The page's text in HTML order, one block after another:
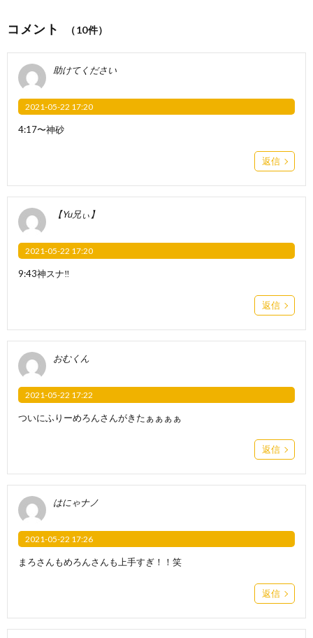
コメント （10件）
助けてください
2021-05-22 17:20
4:17〜神砂
返信
【Yu兄ぃ】
2021-05-22 17:20
9:43神スナ‼︎
返信
おむくん
2021-05-22 17:22
ついにふりーめろんさんがきたぁぁぁぁ
返信
はにゃナノ
2021-05-22 17:26
まろさんもめろんさんも上手すぎ！！笑
返信